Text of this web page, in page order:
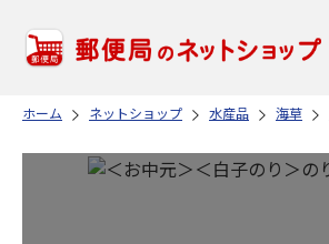
ホーム ネットショップ 水産品 海草